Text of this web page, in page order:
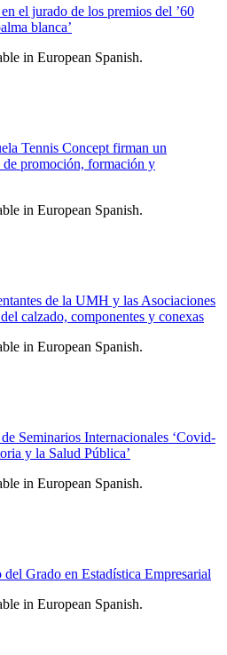
el jurado de los premios del ’60
blanca’
in European Spanish.
Tennis Concept firman un
de promoción, formación y
in European Spanish.
de la UMH y las Asociaciones
calzado, componentes y conexas
in European Spanish.
Seminarios Internacionales ‘Covid-
y la Salud Pública’
in European Spanish.
Grado en Estadística Empresarial
in European Spanish.